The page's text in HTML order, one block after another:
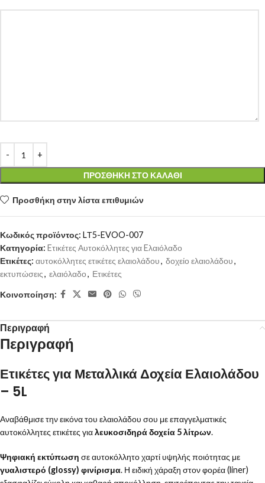
ΠΡΟΣΘΉΚΗ ΣΤΟ ΚΑΛΆΘΙ
Προσθήκη στην λίστα επιθυμιών
Κωδικός προϊόντος: LΤ5-EVOO-007
Κατηγορία: Eτικέτες Αυτοκόλλητες για Eλαιόλαδο
Ετικέτες: αυτοκόλλητες ετικέτες ελαιολάδου, δοχείο ελαιολάδου,
εκτυπώσεις, ελαιόλαδο, Ετικέτες
Κοινοποίηση:
Περιγραφή
Περιγραφή
Ετικέτες για Μεταλλικά Δοχεία Ελαιολάδου
– 5L
Αναβάθμισε την εικόνα του ελαιολάδου σου με επαγγελματικές
αυτοκόλλητες ετικέτες γιαλευκοσιδηρά δοχεία 5 λίτρων.
Ψηφιακή εκτύπωση σε αυτοκόλλητο χαρτί υψηλής ποιότητας με
γυαλιστερό (glossy) φινίρισμα. Η ειδική χάραξη στον φορέα (liner)